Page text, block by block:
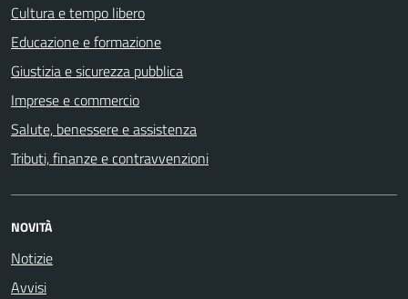
Cultura e tempo libero
Educazione e formazione
Giustizia e sicurezza pubblica
Imprese e commercio
Salute, benessere e assistenza
Tributi, finanze e contravvenzioni
NOVITÀ
Notizie
Avvisi